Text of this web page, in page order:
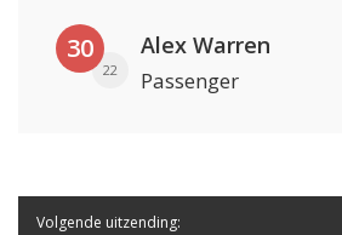
30
22
Alex Warren
Passenger
Volgende uitzending: